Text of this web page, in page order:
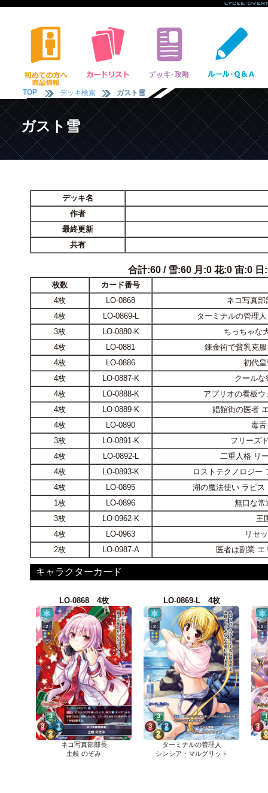
TOP デッキ検索 ガスト雪
ガスト雪
デッキ名
作者
最終更新
共有
合計:60 / 雪:60 月:0 花:0 宙:0
枚数
カード番号
4枚
LO-0868
ネコ写真
4枚
LO-0869-L
ターミナルの管理
3枚
LO-0880-K
ちっちゃな
4枚
LO-0881
錬金術で貧乳克
4枚
LO-0886
初代
4枚
LO-0887-K
クール
4枚
LO-0888-K
アプリオの看板
4枚
LO-0889-K
娼館街の医者
4枚
LO-0890
毒
3枚
LO-0891-K
フリーズ
4枚
LO-0892-L
二重人格 リ
4枚
LO-0893-K
ロストテクノロジー
4枚
LO-0895
湖の魔法使い ラピス
1枚
LO-0896
無口な常
3枚
LO-0962-K
王
4枚
LO-0963
リセ
2枚
LO-0987-A 医者は副業 エ
キャラクターカード
LO-0868 4枚
ネコ写真部部長
土岐 のぞみ
LO-0869-L 4枚
ターミナルの管理人
シンシア・マルグリット